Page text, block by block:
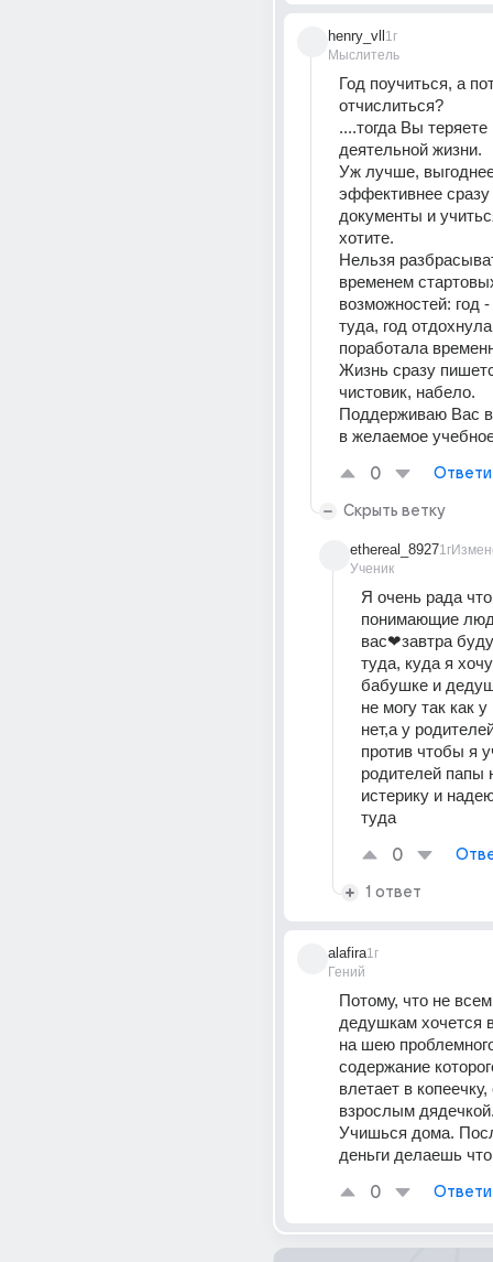
henry_vll
Мыслитель
1г
Год поучиться, а
отчислиться?
....тогда Вы теряете
деятельной жизни.
Уж лучше,
эффективнее сразу
документы и
хотите.
Нельзя
временем
возможностей: год
туда, год
поработала
Жизнь сразу
чистовик, набело.
Поддерживаю Вас
в желаемое
0
Скрыть ветку
ethereal_8927
Ученик
1г
Я очень рада
понимающие
вас❤завтра
туда, куда я
бабушке и
не могу так как
нет,а у
против чтобы я
родителей папы
истерику и
туда
0
1 ответ
alafira
Гений
1г
Потому, что не
дедушкам хочется
на шею
содержание
влетает в
взрослым
Учишься дома.
деньги делаешь
0